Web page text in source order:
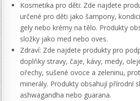
Kosmetika pro děti: Zde najdete
určené pro děti jako šampony,
gely nebo krémy na tělo. Produkty
složky jako med nebo oves.
Zdraví: Zde najdete produkty pro
doplňky stravy, čaje, kávy, medy,
ořechy, sušené ovoce a zeleninu,
minerály. Produkty obsahují přírodní
ashwagandha nebo guarana.